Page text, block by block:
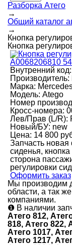
Разборка Атего
→
Общий каталог
→
Кнопка
Кнопка
Внутренний код:
Производитель:
Марка:
Модель: Atego
Номер
Кросс-номера:
Лев/Прав (L/R):
Новый/БУ: new
Цена: 14 800
Запчасть новая
сиденья,
сторона
регулировки
Оформить заказ
Мы производим
области, а так
компаниями.
❶ В наличии
Атего 812,
818, Атего 822,
Атего 1017,
Атего 1217,